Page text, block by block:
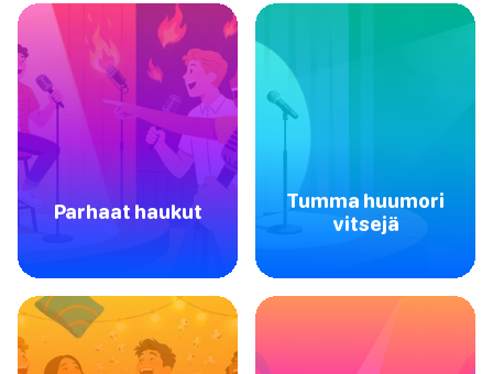
Parhaat haukut
Tumma huumori
vitsejä